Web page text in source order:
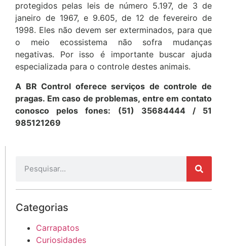
protegidos pelas leis de número 5.197, de 3 de
janeiro de 1967, e 9.605, de 12 de fevereiro de
1998. Eles não devem ser exterminados, para que
o meio ecossistema não sofra mudanças
negativas. Por isso é importante buscar ajuda
especializada para o controle destes animais.
A BR Control oferece serviços de controle de
pragas. Em caso de problemas, entre em contato
conosco pelos fones: (51) 35684444 / 51
985121269
Categorias
Carrapatos
Curiosidades